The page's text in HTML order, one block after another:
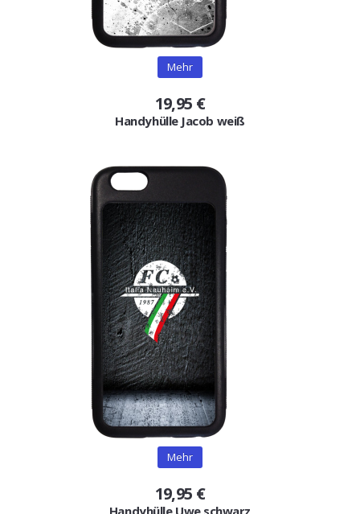
Mehr
19,95 €
Handyhülle Jacob weiß
Mehr
19,95 €
Handyhülle Uwe schwarz